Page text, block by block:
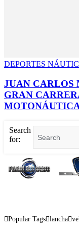
DEPORTES
JUAN CARLOS
GRAN
Search
for:
Popular Tags lancha